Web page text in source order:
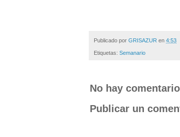
Publicado por GRISAZUR en 4:53
Etiquetas: Semanario
No hay
Publicar un